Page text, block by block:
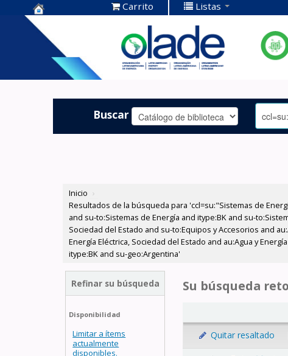
Centro de
Documentación
OLADE -
Carrito Listas
Buscar
Inicio ›
Resultados de la búsqueda para 'ccl=su:"Sistemas de
and su-to:Sistemas de Energía and itype:BK and su-
Sociedad del Estado and su-to:Equipos y Accesorios and
Energía Eléctrica, Sociedad del Estado and au:Agua y
itype:BK and su-geo:Argentina'
Refinar su búsqueda
Disponibilidad
Limitar a ítems
actualmente
disponibles.
Su búsqueda
Quitar resaltado